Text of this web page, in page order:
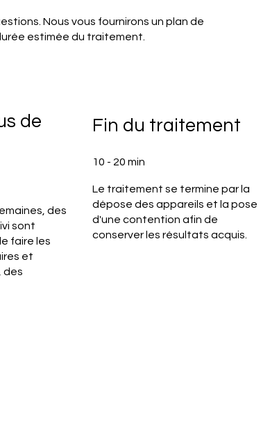
Nous vous fournirons un plan de
estimée du traitement.
de
des
sont
faire les
et
des
Fin du traitement
10 - 20 min
Le traitement se termine par la
dépose des appareils et la pose
d'une contention afin de
conserver les résultats acquis.